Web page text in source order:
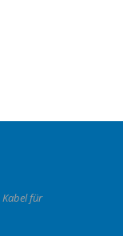
Kabel für